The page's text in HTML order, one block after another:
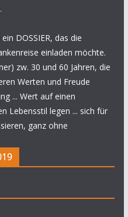
DOSSIER, das die
einladen möchte.
zw. 30 und 60 Jahren, die
Werten und Freude
... Wert auf einen
Lebensstil legen ... sich für
ganz ohne